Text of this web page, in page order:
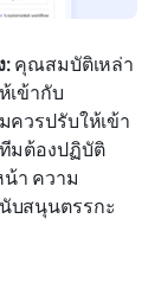
: คุณสมบัติเหล่า
เข้ากับ
วรปรับให้เข้า
มต้องปฏิบัติ
า ความ
บสนุนตรรกะ